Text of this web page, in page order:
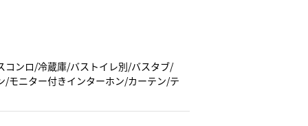
ンロ/冷蔵庫/バストイレ別/バスタブ/
モニター付きインターホン/カーテン/テ